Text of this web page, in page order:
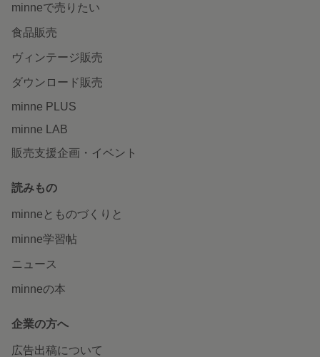
minneで売りたい
食品販売
ヴィンテージ販売
ダウンロード販売
minne PLUS
minne LAB
販売支援企画・イベント
読みもの
minneとものづくりと
minne学習帖
ニュース
minneの本
企業の方へ
広告出稿について